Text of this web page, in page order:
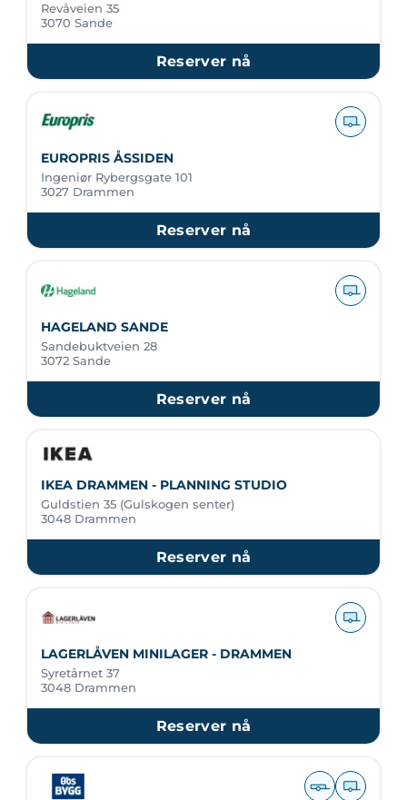
Revåveien 35
3070 Sande
Reserver nå
EUROPRIS ÅSSIDEN
Ingeniør Rybergsgate 101
3027 Drammen
Reserver nå
HAGELAND SANDE
Sandebuktveien 28
3072 Sande
Reserver nå
IKEA DRAMMEN - PLANNING STUDIO
Guldstien 35 (Gulskogen senter)
3048 Drammen
Reserver nå
LAGERLÅVEN MINILAGER - DRAMMEN
Syretårnet 37
3048 Drammen
Reserver nå